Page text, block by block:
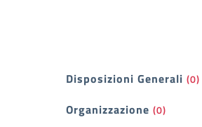
Filtri
Disposizioni Generali (0)
Organizzazione (0)